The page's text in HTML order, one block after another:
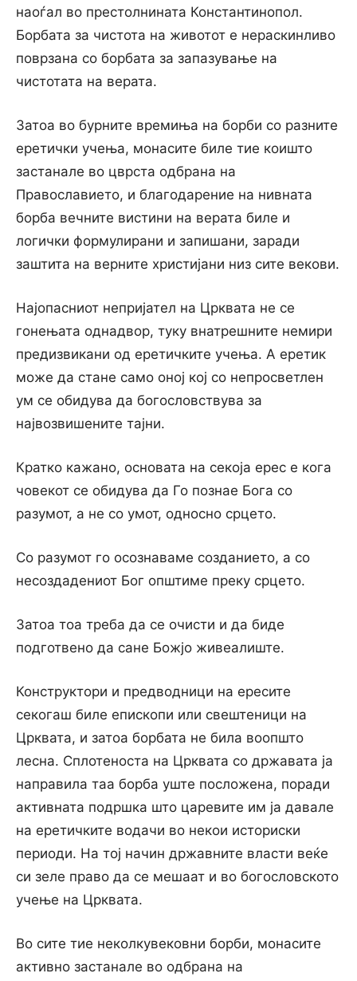
наоѓал во престолнината Константинопол.
Борбата за чистота на животот е нераскинливо
поврзана со борбата за запазување на
чистотата на верата.
Затоа во бурните времиња на борби со разните
еретички учења, монасите биле тие коишто
застанале во цврста одбрана на
Православието, и благодарение на нивната
борба вечните вистини на верата биле и
логички формулирани и запишани, заради
заштита на верните христијани низ сите векови.
Најопасниот непријател на Црквата не се
гонењата однадвор, туку внатрешните немири
предизвикани од еретичките учења. А еретик
може да стане само оној кој со непросветлен
ум се обидува да богословствува за
највозвишените тајни.
Кратко кажано, основата на секоја ерес е кога
човекот се обидува да Го познае Бога со
разумот, а не со умот, односно срцето.
Со разумот го осознаваме созданието, а со
несоздадениот Бог општиме преку срцето.
Затоа тоа треба да се очисти и да биде
подготвено да сане Божјо живеалиште.
Конструктори и предводници на ересите
секогаш биле епископи или свештеници на
Црквата, и затоа борбата не била воопшто
лесна. Сплотеноста на Црквата со државата ја
направила таа борба уште посложена, поради
активната подршка што царевите им ја давале
на еретичките водачи во некои историски
периоди. На тој начин државните власти веќе
си зеле право да се мешаат и во богословското
учење на Црквата.
Во сите тие неколкувековни борби, монасите
активно застанале во одбрана на